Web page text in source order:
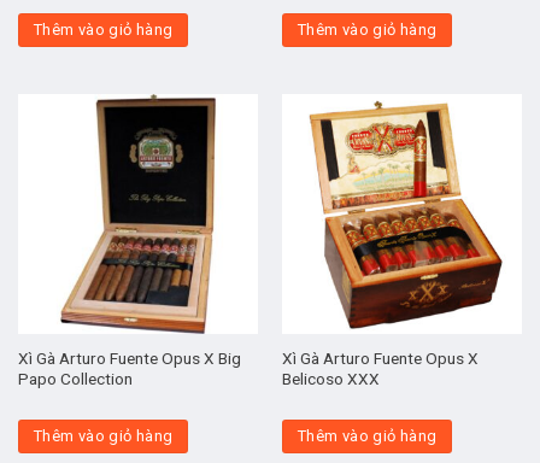
Thêm vào giỏ hàng Thêm vào giỏ hàng
Xì Gà Arturo Fuente Opus X Big
Papo Collection
Thêm vào giỏ hàng
Xì Gà Arturo Fuente Opus X
Belicoso XXX
Thêm vào giỏ hàng